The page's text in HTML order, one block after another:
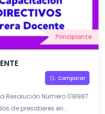
Principiante
Comparar
Resolución Número 018987